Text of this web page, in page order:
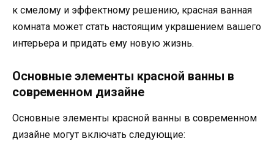
к смелому и эффектному решению, красная ванная
комната может стать настоящим украшением вашего
интерьера и придать ему новую жизнь.
Основные элементы красной ванны в
современном дизайне
Основные элементы красной ванны в современном
дизайне могут включать следующие: